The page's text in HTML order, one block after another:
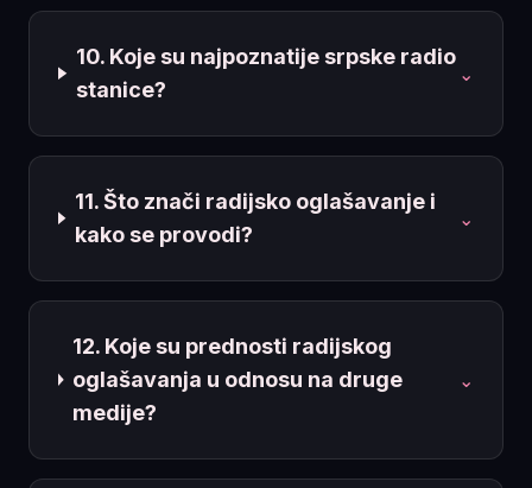
10. Koje su najpoznatije srpske radio
stanice?
⌄
11. Što znači radijsko oglašavanje i
kako se provodi?
⌄
12. Koje su prednosti radijskog
oglašavanja u odnosu na druge
medije?
⌄